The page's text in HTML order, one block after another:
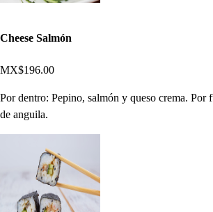
Cheese Salmón
MX$196.00
Por dentro: Pepino, salmón y queso crema. Por
de anguila.